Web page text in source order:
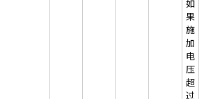
如
果
施
加
电
压
超
过